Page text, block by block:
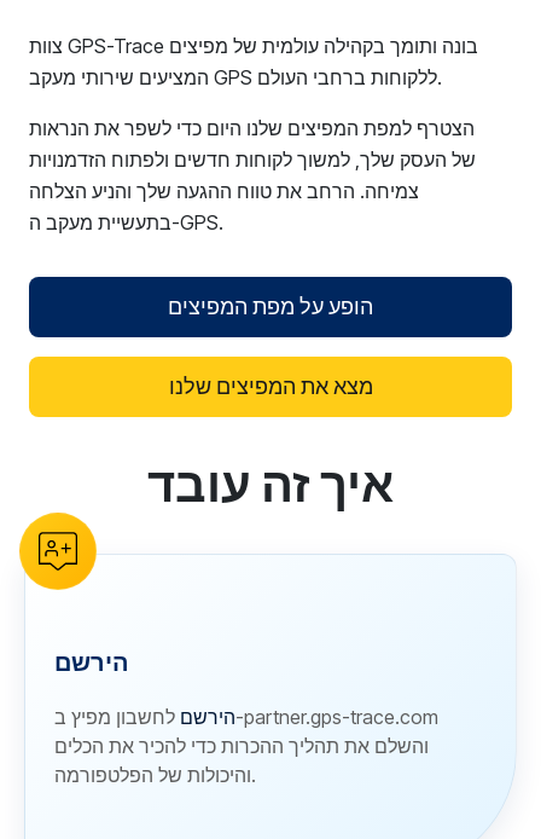
צוות GPS-Trace בונה ותומך בקהילה עולמית של מפיצים
המציעים שירותי מעקב GPS ללקוחות ברחבי העולם.
הצטרף למפת המפיצים שלנו היום כדי לשפר את הנראות
של העסק שלך, למשוך לקוחות חדשים ולפתוח הזדמנויות
צמיחה. הרחב את טווח ההגעה שלך והניע הצלחה
בתעשיית מעקב ה-GPS.
הופע על מפת המפיצים
מצא את המפיצים שלנו
reCAPTCHA verificationאיך זה עובד
הירשם
הירשם לחשבון מפיץ ב-partner.gps-trace.com
והשלם את תהליך ההכרות כדי להכיר את הכלים
והיכולות של הפלטפורמה.